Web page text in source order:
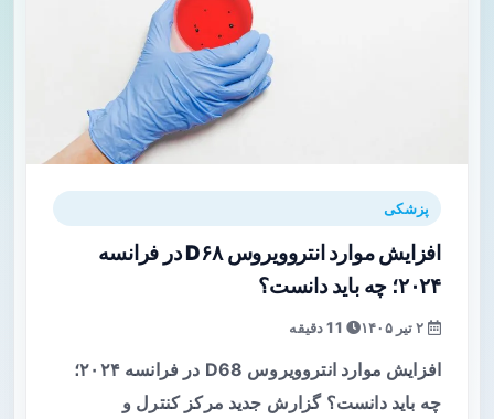
پزشکی
افزایش موارد انتروویروس D۶۸ در فرانسه
۲۰۲۴؛ چه باید دانست؟
افزایش موارد انتروویروس D68 در فرانسه ۲۰۲۴؛
چه باید دانست؟ گزارش جدید مرکز کنترل و